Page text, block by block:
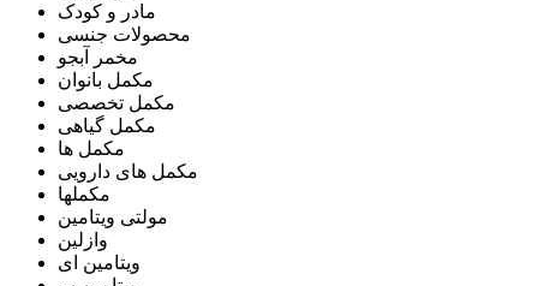
مادر و کودک
محصولات جنسی
مخمر آبجو
مکمل بانوان
مکمل تخصصی
مکمل گیاهی
مکمل ها
مکمل های دارویی
مکملها
مولتی ویتامین
وازلین
ویتامین ای